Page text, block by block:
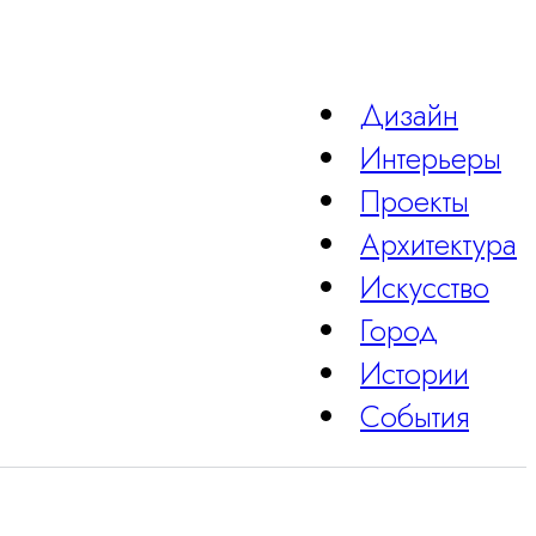
Дизайн
Интерьеры
Проекты
Архитектура
Искусство
Город
Истории
События